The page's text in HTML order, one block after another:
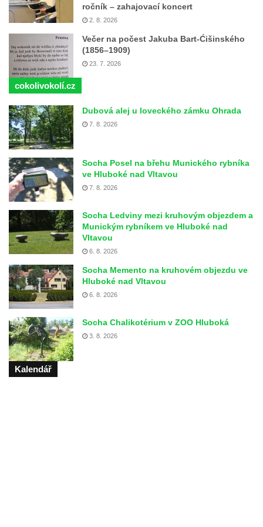
ročník – zahajovací koncert
2. 8. 2026
Večer na počest Jakuba Bart-Ćišinského
(1856–1909)
23. 7. 2026
cokolivokolí.cz
Dubová alej u loveckého zámku Ohrada
7. 8. 2026
Socha Posel na břehu Munického rybníka
ve Hluboké nad Vltavou
7. 8. 2026
Socha Ledviny mezi kruhovým objezdem a
Munickým rybníkem ve Hluboké nad
Vltavou
6. 8. 2026
Socha Memento na kruhovém objezdu ve
Hluboké nad Vltavou
6. 8. 2026
Socha Chalikotérium v ZOO Hluboká
3. 8. 2026
Kalendář